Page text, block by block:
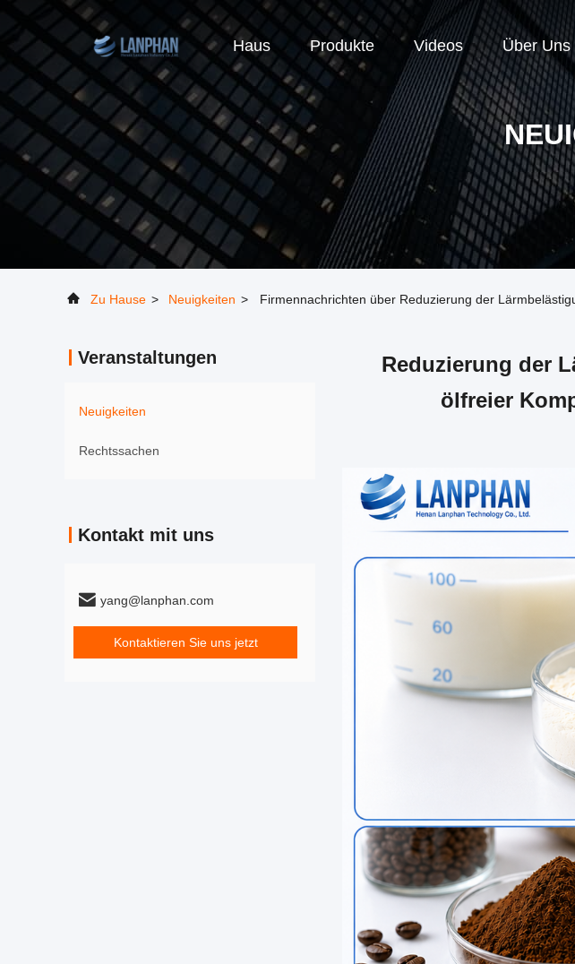
Haus Produkte Videos Über Uns
Zu Hause > Neuigkeiten > Firmennachrichten über Reduzierung der
Veranstaltungen
Neuigkeiten
Rechtssachen
Kontakt mit uns
yang@lanphan.com
Kontaktieren Sie uns jetzt
Reduzierung der
ölfreier